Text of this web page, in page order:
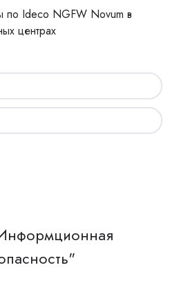
по Ideco NGFW Novum в
центрах